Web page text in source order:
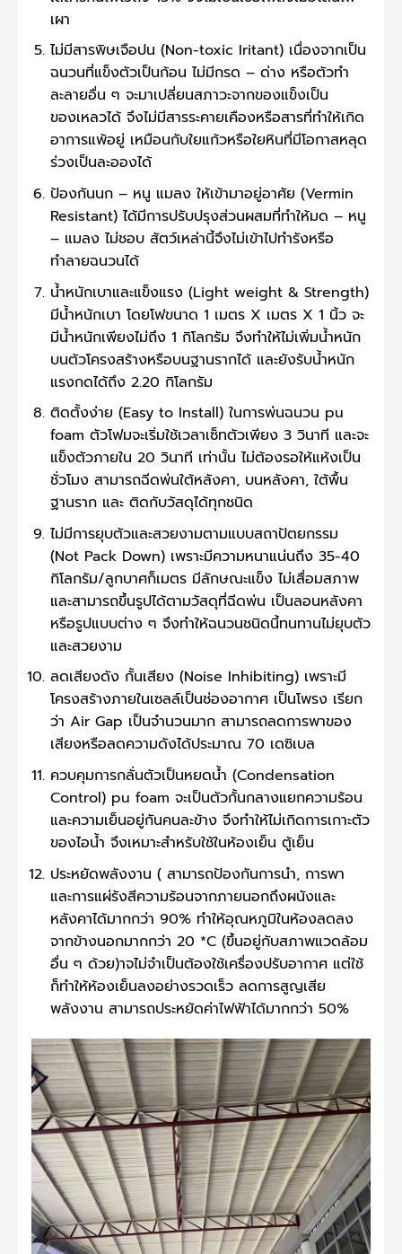
เผา
ไม่มีสารพิษเจือปน (Non-toxic Iritant) เนื่องจากเป็น
ฉนวนที่แข็งตัวเป็นก้อน ไม่มีกรด – ด่าง หรือตัวทำ
ละลายอื่น ๆ จะมาเปลี่ยนสภาวะจากของแข็งเป็น
ของเหลวได้ จึงไม่มีสารระคายเคืองหรือสารที่ทำให้เกิด
อาการแพ้อยู่ เหมือนกับใยแก้วหรือใยหินที่มีโอกาสหลุด
ร่วงเป็นละอองได้
ป้องกันนก – หนู แมลง ให้เข้ามาอยู่อาศัย (Vermin
Resistant) ได้มีการปรับปรุงส่วนผสมที่ทำให้มด – หนู
– แมลง ไม่ชอบ สัตว์เหล่านี้จึงไม่เข้าไปทำรังหรือ
ทำลายฉนวนได้
น้ำหนักเบาและแข็งแรง (Light weight & Strength)
มีน้ำหนักเบา โดยโฟขนาด 1 เมตร X เมตร X 1 นิ้ว จะ
มีน้ำหนักเพียงไม่ถึง 1 กิโลกรัม จึงทำให้ไม่เพิ่มน้ำหนัก
บนตัวโครงสร้างหรือบนฐานรากได้ และยังรับน้ำหนัก
แรงกดได้ถึง 2.20 กิโลกรัม
ติดตั้งง่าย (Easy to Install) ในการพ่นฉนวน pu
foam ตัวโฟมจะเริ่มใช้เวลาเซ็ทตัวเพียง 3 วินาที และจะ
แข็งตัวภายใน 20 วินาที เท่านั้น ไม่ต้องรอให้แห้งเป็น
ชั่วโมง สามารถฉีดพ่นใต้หลังคา, บนหลังคา, ใต้พื้น
ฐานราก และ ติดกับวัสดุได้ทุกชนิด
ไม่มีการยุบตัวและสวยงามตามแบบสถาปัตยกรรม
(Not Pack Down) เพราะมีความหนาแน่นถึง 35-40
กิโลกรัม/ลูกบาศก็เมตร มีลักษณะแข็ง ไม่เสื่อมสภาพ
และสามารถขึ้นรูปได้ตามวัสดุที่ฉีดพ่น เป็นลอนหลังคา
หรือรูปแบบต่าง ๆ จึงทำให้ฉนวนชนิดนี้ทนทานไม่ยุบตัว
และสวยงาม
ลดเสียงดัง กั้นเสียง (Noise Inhibiting) เพราะมี
โครงสร้างภายในเซลล์เป็นช่องอากาศ เป็นโพรง เรียก
ว่า Air Gap เป็นจำนวนมาก สามารถลดการพาของ
เสียงหรือลดความดังได้ประมาณ 70 เดซิเบล
ควบคุมการกลั่นตัวเป็นหยดน้ำ (Condensation
Control) pu foam จะเป็นตัวกั้นกลางแยกความร้อน
และความเย็นอยู่กันคนละข้าง จึงทำให้ไม่เกิดการเกาะตัว
ของไอน้ำ จึงเหมาะสำหรับใช้ในห้องเย็น ตู้เย็น
ประหยัดพลังงาน ( สามารถป้องกันการนำ, การพา
และการแผ่รังสีความร้อนจากภายนอกถึงผนังและ
หลังคาได้มากกว่า 90% ทำให้อุณหภูมิในห้องลดลง
จากข้างนอกมากกว่า 20 *C (ขึ้นอยู่กับสภาพแวดล้อม
อื่น ๆ ด้วย)าจไม่จำเป็นต้องใช้เครื่องปรับอากาศ แต่ใช้
ก็ทำให้ห้องเย็นลงอย่างรวดเร็ว ลดการสูญเสีย
พลังงาน สามารถประหยัดค่าไฟฟ้าได้มากกว่า 50%